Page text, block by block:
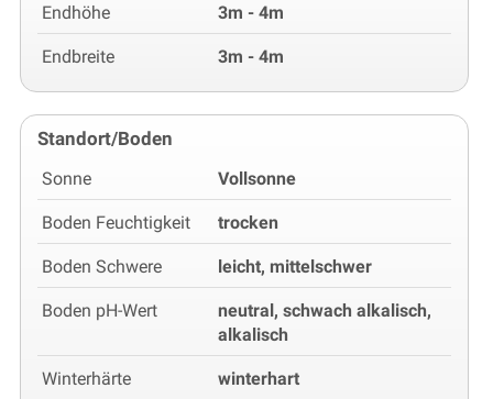
Endhöhe 3m - 4m
Endbreite 3m - 4m
Standort/Boden
Sonne Vollsonne
Boden Feuchtigkeit trocken
Boden Schwere leicht, mittelschwer
Boden pH-Wert
neutral, schwach alkalisch,
alkalisch
Winterhärte winterhart